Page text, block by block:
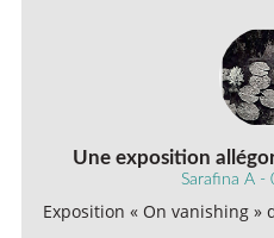
Une exposition
Sarafina A -
Exposition « On vanishing »